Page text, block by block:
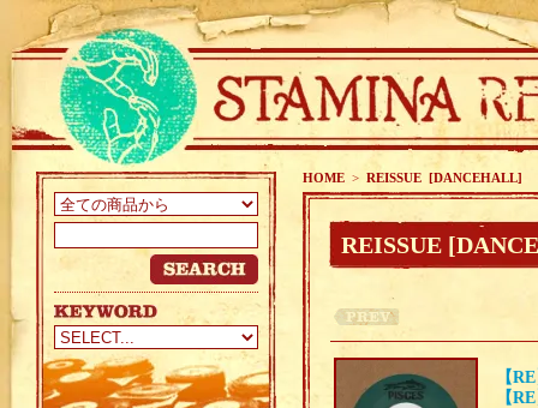
HOME > REISSUE [DANCEHALL]
REISSUE
【
【